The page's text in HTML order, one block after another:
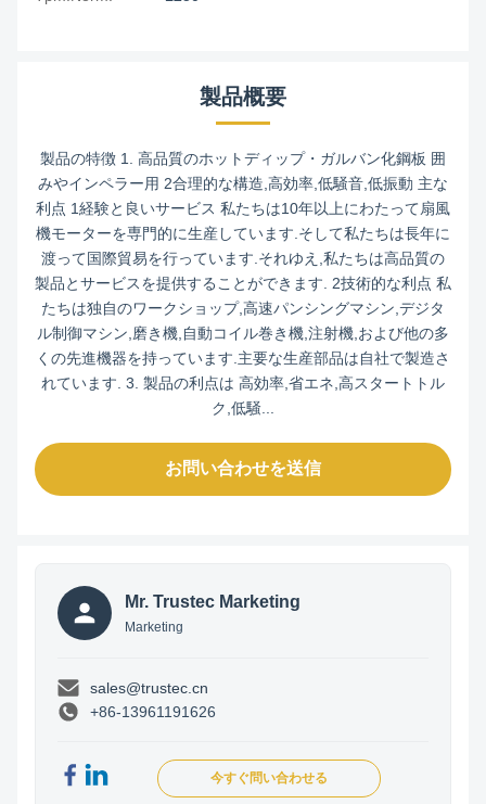
製品概要
製品の特徴 1. 高品質のホットディップ・ガルバン化鋼板 囲
みやインペラー用 2合理的な構造,高効率,低騒音,低振動 主な
利点 1経験と良いサービス 私たちは10年以上にわたって扇風
機モーターを専門的に生産しています.そして私たちは長年に
渡って国際貿易を行っています.それゆえ,私たちは高品質の
製品とサービスを提供することができます. 2技術的な利点 私
たちは独自のワークショップ,高速パンシングマシン,デジタ
ル制御マシン,磨き機,自動コイル巻き機,注射機,および他の多
くの先進機器を持っています.主要な生産部品は自社で製造さ
れています. 3. 製品の利点は 高効率,省エネ,高スタートトル
ク,低騒...
お問い合わせを送信
Mr. Trustec Marketing
Marketing
sales@trustec.cn
+86-13961191626
今すぐ問い合わせる